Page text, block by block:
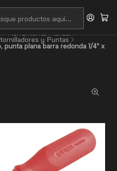
y Puntas
punta plana barra redonda 1/4" x